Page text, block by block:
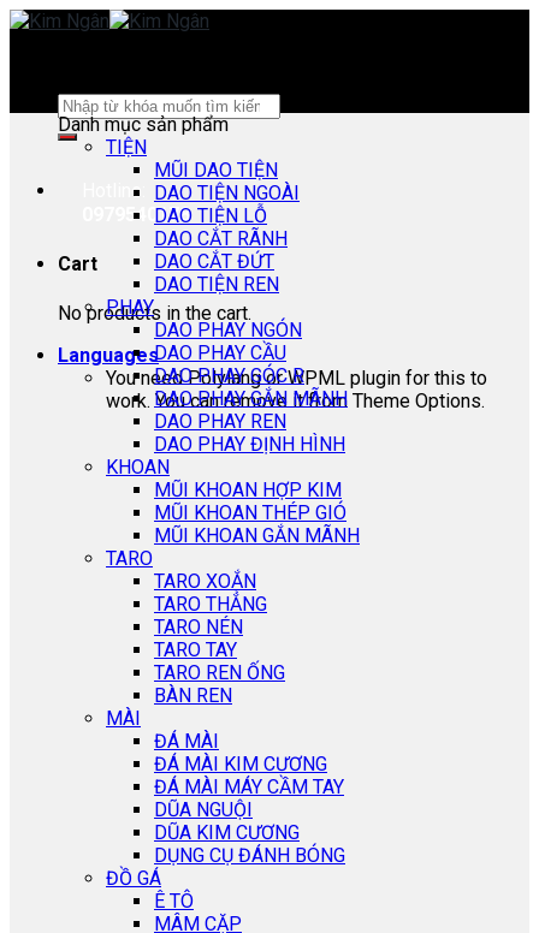
Skip
Search
for:
Hotline:
0979540178
Cart
No products in the cart.
Languages
You need Polylang or WPML plugin for this to
work. You can remove it from Theme Options.
Danh mục sản phẩm
TIỆN
MŨI DAO TIỆN
DAO TIỆN NGOÀI
DAO TIỆN LỖ
DAO CẮT RÃNH
DAO CẮT ĐỨT
DAO TIỆN REN
PHAY
DAO PHAY NGÓN
DAO PHAY CẦU
DAO PHAY GÓC R
DAO PHAY GẮN MÃNH
DAO PHAY REN
DAO PHAY ĐỊNH HÌNH
KHOAN
MŨI KHOAN HỢP KIM
MŨI KHOAN THÉP GIÓ
MŨI KHOAN GẮN MÃNH
TARO
TARO XOẮN
TARO THẲNG
TARO NÉN
TARO TAY
TARO REN ỐNG
BÀN REN
MÀI
ĐÁ MÀI
ĐÁ MÀI KIM CƯƠNG
ĐÁ MÀI MÁY CẦM TAY
DŨA NGUỘI
DŨA KIM CƯƠNG
DỤNG CỤ ĐÁNH BÓNG
ĐỒ GÁ
Ê TÔ
MÂM CẶP